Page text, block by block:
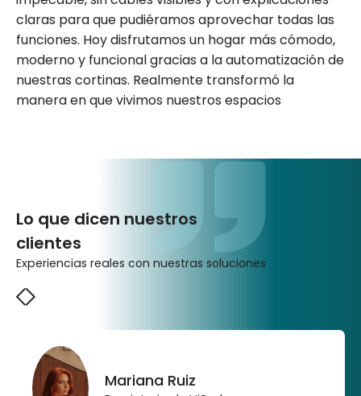
claras para que pudiéramos aprovechar todas las
funciones. Hoy disfrutamos un hogar más cómodo,
moderno y funcional gracias a la automatización de
nuestras cortinas. Realmente transformó la
manera en que vivimos nuestros espacios
Lo que dicen nuestros
clientes
Experiencias reales con nuestras soluciones
Mariana Ruiz